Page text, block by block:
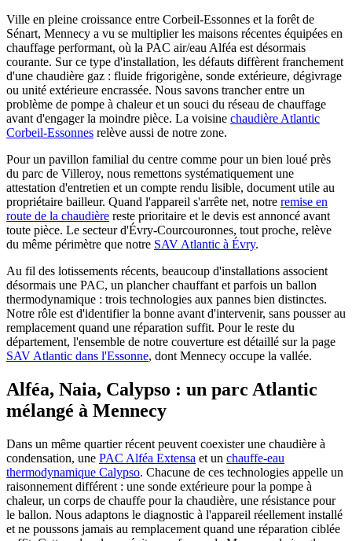
Ville en pleine croissance entre Corbeil-Essonnes et la forêt de
Sénart, Mennecy a vu se multiplier les maisons récentes équipées en
chauffage performant, où la PAC air/eau Alféa est désormais
courante. Sur ce type d'installation, les défauts diffèrent franchement
d'une chaudière gaz : fluide frigorigène, sonde extérieure, dégivrage
ou unité extérieure encrassée. Nous savons trancher entre un
problème de pompe à chaleur et un souci du réseau de chauffage
avant d'engager la moindre pièce. La voisine chaudière Atlantic
Corbeil-Essonnes relève aussi de notre zone.
Pour un pavillon familial du centre comme pour un bien loué près
du parc de Villeroy, nous remettons systématiquement une
attestation d'entretien et un compte rendu lisible, document utile au
propriétaire bailleur. Quand l'appareil s'arrête net, notre remise en
route de la chaudière reste prioritaire et le devis est annoncé avant
toute pièce. Le secteur d'Évry-Courcouronnes, tout proche, relève
du même périmètre que notre SAV Atlantic à Évry.
Au fil des lotissements récents, beaucoup d'installations associent
désormais une PAC, un plancher chauffant et parfois un ballon
thermodynamique : trois technologies aux pannes bien distinctes.
Notre rôle est d'identifier la bonne avant d'intervenir, sans pousser au
remplacement quand une réparation suffit. Pour le reste du
département, l'ensemble de notre couverture est détaillé sur la page
SAV Atlantic dans l'Essonne, dont Mennecy occupe la vallée.
Alféa, Naia, Calypso : un parc Atlantic
mélangé à Mennecy
Dans un même quartier récent peuvent coexister une chaudière à
condensation, une PAC Alféa Extensa et un chauffe-eau
thermodynamique Calypso. Chacune de ces technologies appelle un
raisonnement différent : une sonde extérieure pour la pompe à
chaleur, un corps de chauffe pour la chaudière, une résistance pour
le ballon. Nous adaptons le diagnostic à l'appareil réellement installé
et ne poussons jamais au remplacement quand une réparation ciblée